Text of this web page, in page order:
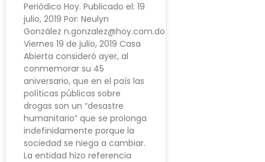
Periódico Hoy. Publicado el: 19
julio, 2019 Por: Neulyn
González n.gonzalez@hoy.com.do
Viernes 19 de julio, 2019 Casa
Abierta consideró ayer, al
conmemorar su 45
aniversario, que en el país las
políticas públicas sobre
drogas son un “desastre
humanitario” que se prolonga
indefinidamente porque la
sociedad se niega a cambiar.
La entidad hizo referencia